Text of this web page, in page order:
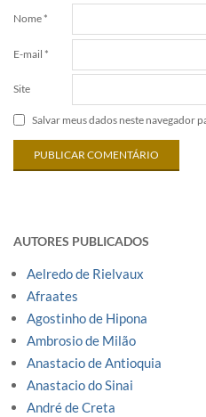
Nome *
E-mail *
Site
Salvar meus dados neste navegador
AUTORES PUBLICADOS
Aelredo de Rielvaux
Afraates
Agostinho de Hipona
Ambrosio de Milão
Anastacio de Antioquia
Anastacio do Sinai
André de Creta